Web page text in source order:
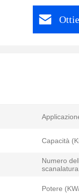
Capacità
Numero
Potere